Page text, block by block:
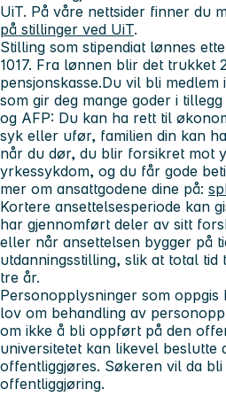
UiT. På våre nettsider finner du
på stillinger ved UiT.
Stilling som stipendiat lønnes
1017. Fra lønnen blir det trukket
pensjonskasse.Du vil bli medlem
som gir deg mange goder i
og AFP: Du kan ha rett til
syk eller ufør, familien din kan
når du dør, du blir forsikret mot
yrkessykdom, og du får gode
mer om ansattgodene dine på:
Kortere ansettelsesperiode kan
har gjennomført deler av sitt
eller når ansettelsen bygger på
utdanningsstilling, slik at total
tre år.
Personopplysninger som
lov om behandling av
om ikke å bli oppført på den
universitetet kan likevel beslutte
offentliggjøres. Søkeren vil da
offentliggjøring.